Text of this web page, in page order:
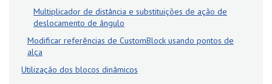
Multiplicador de distância e substituições de ação de
deslocamento de ângulo
Modificar referências de CustomBlock usando pontos de
alça
Utilização dos blocos dinâmicos